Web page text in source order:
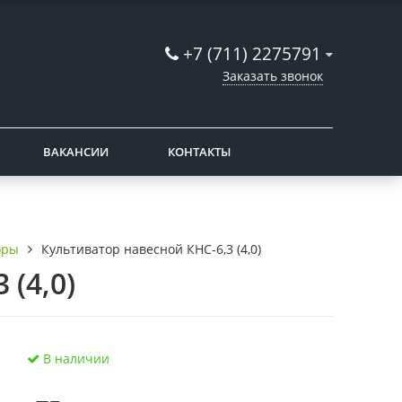
+7 (711) 2275791
Заказать звонок
ВАКАНСИИ КОНТАКТЫ
Культиватор навесной КНС-6,3 (4,0)
(4,0)
В наличии